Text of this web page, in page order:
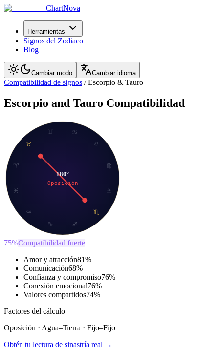
ChartNova
Herramientas
Signos del Zodiaco
Blog
Cambiar modo Cambiar idioma
Compatibilidad de signos /Escorpio & Tauro
Escorpio and Tauro Compatibilidad
♈
♉
♊
♋
♌
♍
♎
♏
♐
♑
♒
♓
180°
Oposición
75%Compatibilidad fuerte
Amor y atracción81%
Comunicación68%
Confianza y compromiso76%
Conexión emocional76%
Valores compartidos74%
Factores del cálculo
Oposición · Agua–Tierra · Fijo–Fijo
Obtén tu lectura de sinastría real →